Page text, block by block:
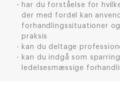
har du forståelse for
der med fordel kan
forhandlingssituationer
praksis
kan du deltage
kan du indgå som
ledelsesmæssige